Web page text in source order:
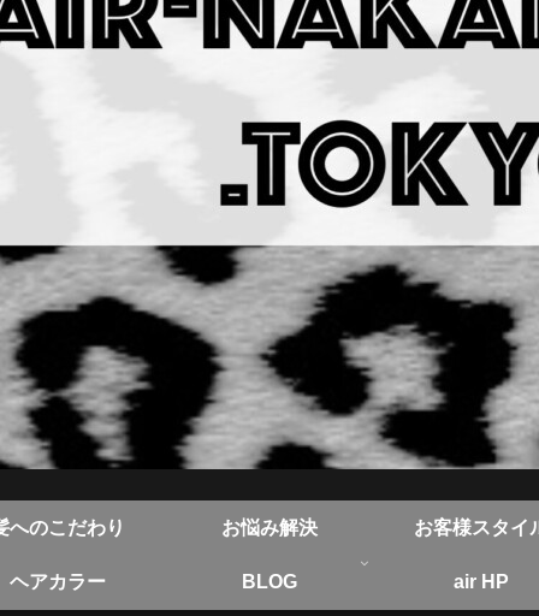
へのこだわり お悩み解決 お客様スタイ
ヘアカラー BLOG air HP